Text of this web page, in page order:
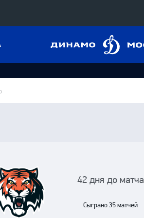
Конференция «Восток»
Дивизион Чернышева
Авангард
Адмирал
КХЛ
Динамо
42 дня до матча
Сыграно 35 матчей